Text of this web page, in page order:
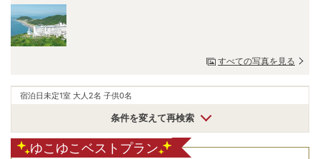
すべての写真を見る
宿泊日未定1室 大人2名 子供0名
条件を変えて再検索
ゆこゆこベストプラン